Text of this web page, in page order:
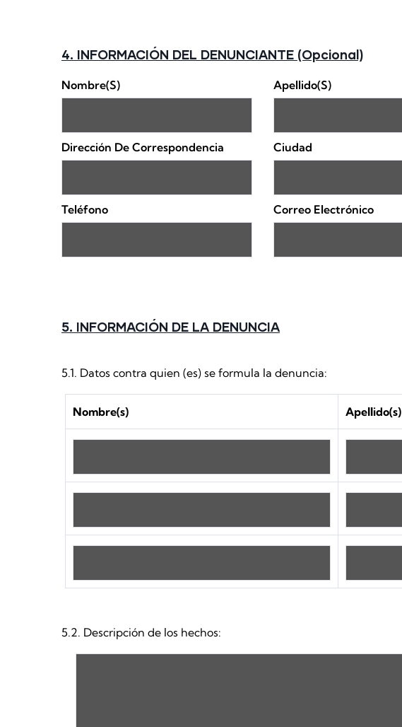
4. INFORMACIÓN DEL DENUNCIANTE (Opcional)
Nombre(s) Apellido(s)
Dirección De Correspondencia Ciudad
Teléfono Correo Electrónico
5. INFORMACIÓN DE LA DENUNCIA
5.1. Datos contra quien (es) se formula la denuncia:
Nombre(s) Apellido(s)
5.2. Descripción de los hechos: